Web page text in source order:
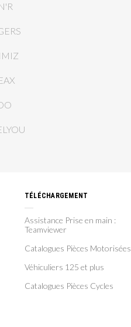
TÉLÉCHARGEMENT
Assistance Prise en main :
Teamviewer
Catalogues Pièces Motorisées
Véhiculiers 125 et plus
Catalogues Pièces Cycles